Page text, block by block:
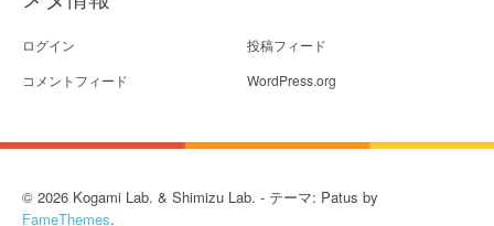
ログイン
投稿フィード
コメントフィード
WordPress.org
© 2026 Kogami Lab. & Shimizu Lab. - テーマ: Patus by
FameThemes.